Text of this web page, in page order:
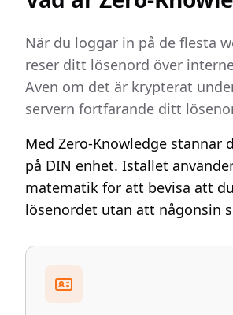
När du loggar in på de flesta
reser ditt lösenord över
Även om det är krypterat
servern fortfarande ditt
Med Zero-Knowledge stannar
på DIN enhet. Istället
matematik för att bevisa att
lösenordet utan att någonsin